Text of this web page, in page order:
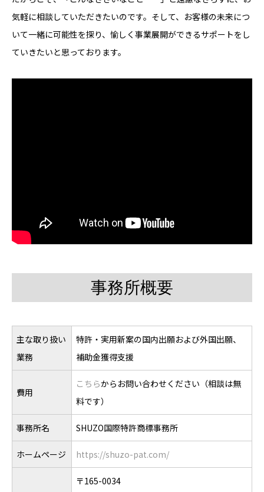
気軽に相談していただきたいのです。そして、お客様の未来につ
いて一緒に可能性を探り、愉しく事業展開ができるサポートをし
ていきたいと思っております。
事務所概要
主な取り扱い
業務
特許・実用新案の国内出願および外国出願、
補助金獲得支援
費用
こちらからお問い合わせください（相談は無
料です）
事務所名 SHUZO国際特許商標事務所
ホームページ https://shuzo-pat.com/
〒165-0034